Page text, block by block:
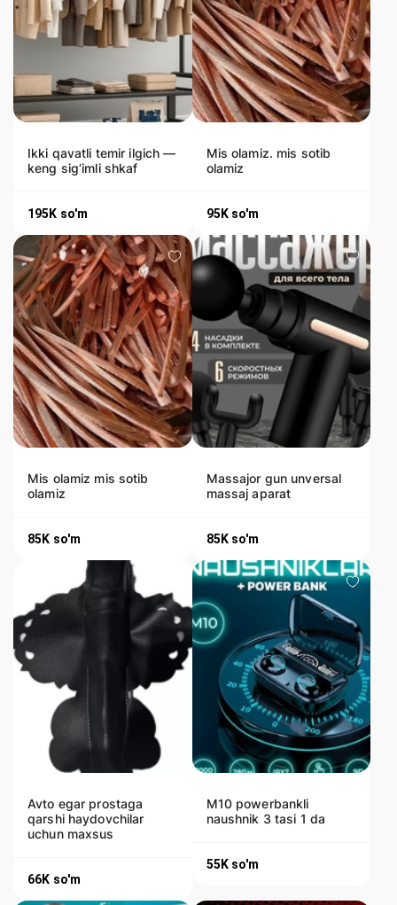
Ikki qavatli temir ilgich —
keng sig‘imli shkaf
195K so'm
Mis olamiz. mis sotib
olamiz
95K so'm
Mis olamiz mis sotib
olamiz
85K so'm
Massajor gun unversal
massaj aparat
85K so'm
Avto egar prostaga
qarshi haydovchilar
uchun maxsus
66K so'm
M10 powerbankli
naushnik 3 tasi 1 da
55K so'm